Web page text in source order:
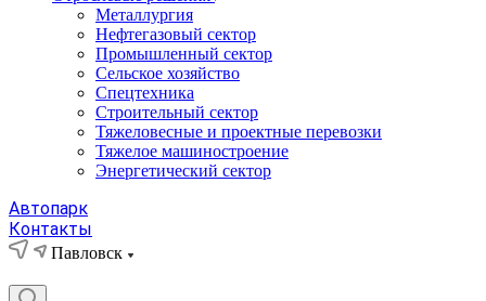
Металлургия
Нефтегазовый сектор
Промышленный сектор
Сельское хозяйство
Спецтехника
Строительный сектор
Тяжеловесные и проектные перевозки
Тяжелое машиностроение
Энергетический сектор
Автопарк
Контакты
Павловск